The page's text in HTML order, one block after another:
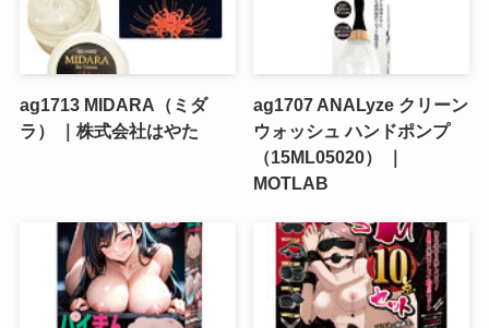
ag1713 MIDARA（ミダ
ラ） ｜株式会社はやた
ag1707 ANALyze クリーン
ウォッシュ ハンドポンプ
（15ML05020） ｜
MOTLAB